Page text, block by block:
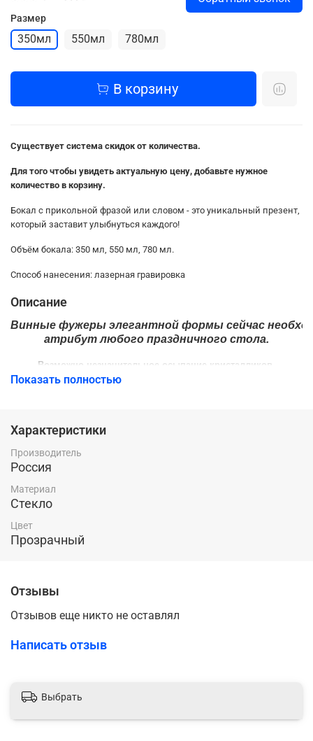
Размер
350мл 550мл 780мл
В корзину
Существует система скидок от количества.
Для того чтобы увидеть актуальную цену, добавьте нужное
количество в корзину.
Бокал с прикольной фразой или словом - это уникальный презент,
который заставит улыбнуться каждого!
Объём бокала: 350 мл, 550 мл, 780 мл.
Способ нанесения: лазерная гравировка
Описание
Винные фужеры элегантной формы сейчас
атрибут любого праздничного стола.
Возможно незначительное осыпание кристалликов
что не является браком
Показать полностью
Характеристики
Производитель
Россия
Материал
Стекло
Цвет
Прозрачный
Отзывы
Отзывов еще никто не оставлял
Написать отзыв
Выбрать